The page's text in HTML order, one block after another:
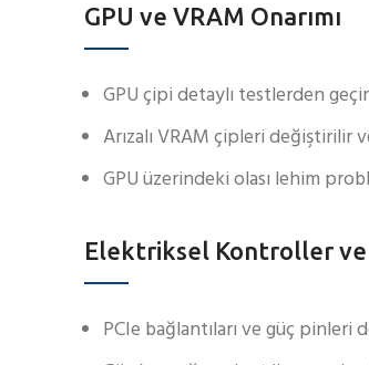
GPU ve VRAM Onarımı
GPU çipi detaylı testlerden
Arızalı VRAM çipleri değiştirilir
GPU üzerindeki olası lehim
Elektriksel Kontroller ve
PCIe bağlantıları ve güç pinleri